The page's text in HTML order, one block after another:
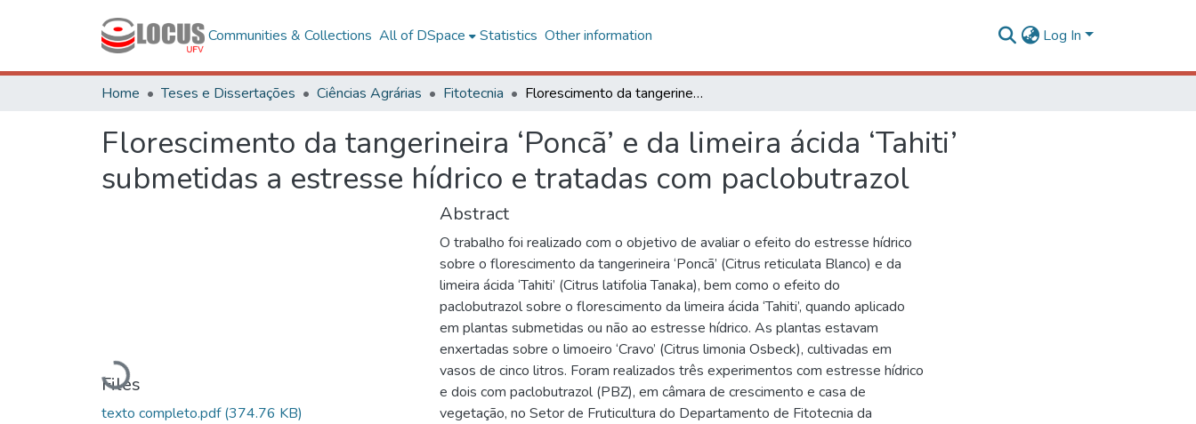
Communities & Collections All of DSpace Statistics Other information Log In
Home Teses e Dissertações Ciências Agrárias Fitotecnia Florescimento da tangerineira ‘Poncã’ e da limeira ácida ‘Tahiti’ submetidas a estresse hídrico e tratadas com paclobutrazol
Florescimento da tangerineira ‘Poncã’ e da limeira ácida ‘Tahiti’
submetidas a estresse hídrico e tratadas com paclobutrazol
Loading...
Files
texto completo.pdf(374.76 KB)
Abstract
O trabalho foi realizado com o objetivo de avaliar o efeito do estresse hídrico
sobre o florescimento da tangerineira ‘Poncã’ (Citrus reticulata Blanco) e da
limeira ácida ‘Tahiti’ (Citrus latifolia Tanaka), bem como o efeito do
paclobutrazol sobre o florescimento da limeira ácida ‘Tahiti’, quando aplicado
em plantas submetidas ou não ao estresse hídrico. As plantas estavam
enxertadas sobre o limoeiro ‘Cravo’ (Citrus limonia Osbeck), cultivadas em
vasos de cinco litros. Foram realizados três experimentos com estresse hídrico
e dois com paclobutrazol (PBZ), em câmara de crescimento e casa de
vegetação, no Setor de Fruticultura do Departamento de Fitotecnia da